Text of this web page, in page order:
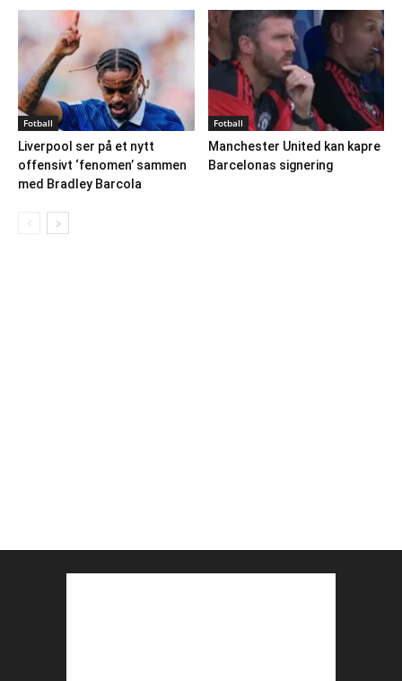
Fotball
Liverpool ser på et nytt
offensivt ‘fenomen’ sammen
med Bradley Barcola
Fotball
Manchester United kan kapre
Barcelonas signering